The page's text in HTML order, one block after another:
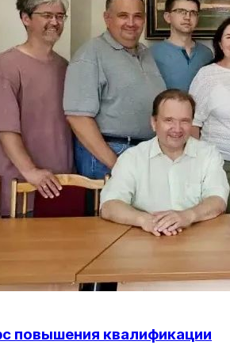
повышения квалификации